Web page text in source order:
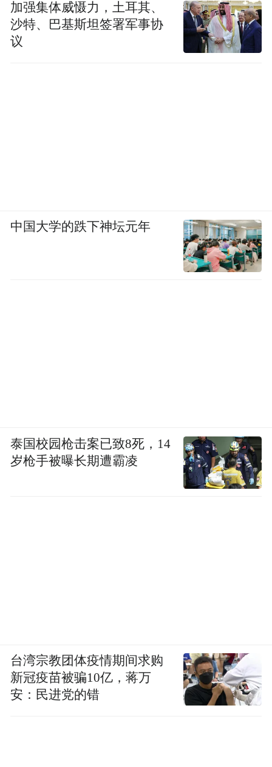
还有人质问他立了这么多年爱女人设，能对
孩子妈干出来这事？就那么缺流量吗？
加强集体威慑力，土耳其、
沙特、巴基斯坦签署军事协
议
中国大学的跌下神坛元年
泰国校园枪击案已致8死，14
岁枪手被曝长期遭霸凌
台湾宗教团体疫情期间求购
新冠疫苗被骗10亿，蒋万
安：民进党的错